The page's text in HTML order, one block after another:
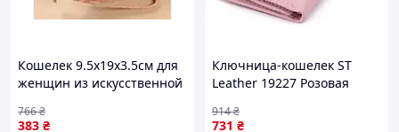
Кошелек 9.5х19х3.5см для
женщин из искусственной
свойствами и
383 ₴
766₴
Ключница-кошелек ST
Leather 19227 Розовая
731 ₴
914₴